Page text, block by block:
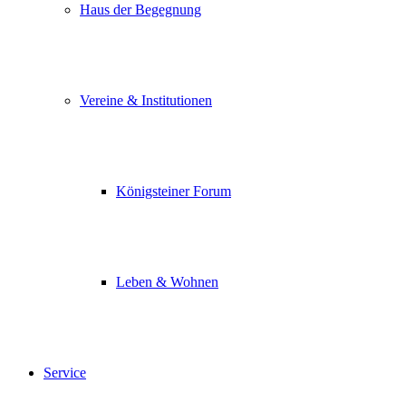
Haus der Begegnung
Vereine & Institutionen
Königsteiner Forum
Leben & Wohnen
Service